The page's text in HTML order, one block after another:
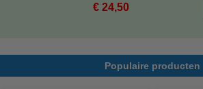
€ 24,50
Populaire producten